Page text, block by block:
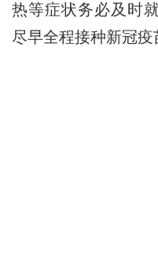
热等症状务必及时
尽早全程接种新冠疫